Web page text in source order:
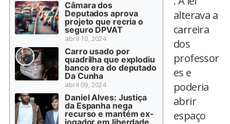
Câmara dos
Deputados aprova
projeto que recria o
seguro DPVAT
abril 10, 2024
Carro usado por
quadrilha que explodiu
banco era do deputado
Da Cunha
abril 09, 2024
Daniel Alves: Justiça
da Espanha nega
recurso e mantém ex-
jogador em liberdade
alterava a
carreira
dos
professor
es e
poderia
abrir
espaço